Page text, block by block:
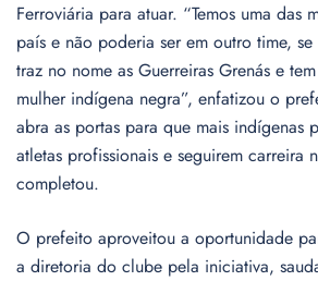
Ferroviária para atuar. “Temos uma das
país e não poderia ser em outro time,
traz no nome as Guerreiras Grenás e
mulher indígena negra”, enfatizou o
abra as portas para que mais indígenas
atletas profissionais e seguirem carreira
completou.
O prefeito aproveitou a oportunidade
a diretoria do clube pela iniciativa,